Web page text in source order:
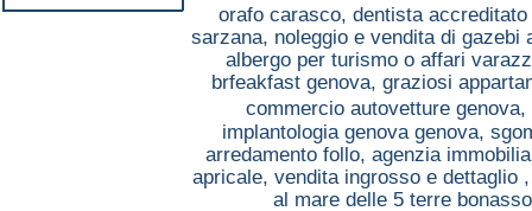
orafo carasco, dentista
sarzana, noleggio e vendita di
albergo per turismo o affari
brfeakfast genova, graziosi
commercio autovetture genova,
implantologia genova genova,
arredamento follo, agenzia
apricale, vendita ingrosso e dettaglio
al mare delle 5 terre